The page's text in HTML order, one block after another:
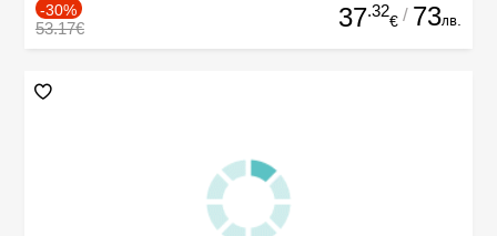
-30%
53.17€ 37.32
€ / 73лв.